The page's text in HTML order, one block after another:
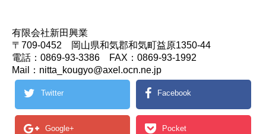
有限会社新田興業
〒709-0452 岡山県和気郡和気町益原1350-44
電話：0869-93-3386 FAX：0869-93-1992
Mail：nitta_kougyo@axel.ocn.ne.jp
Twitter Facebook
Google+ Pocket